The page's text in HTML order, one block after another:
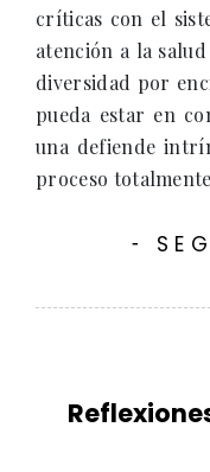
críticas con el
atención a la
diversidad por
pueda estar en
una defiende
proceso
-